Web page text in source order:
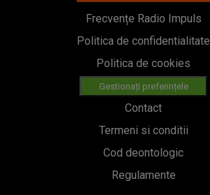
Frecvențe Radio Impuls
Politica de confidentialitate
Politica de cookies
Gestionați preferințele
Contact
Termeni si conditii
Cod deontologic
Regulamente